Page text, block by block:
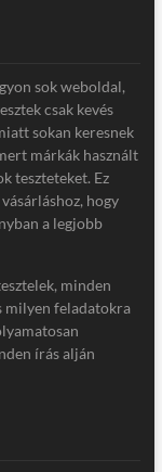
sok weboldal,
csak kevés
sokan keresnek
márkák használt
teszteteket. Ez
hogy
a legjobb
minden
milyen feladatokra
írás alján